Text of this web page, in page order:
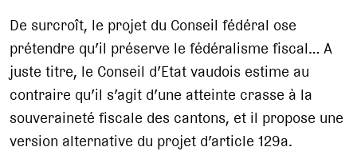
De surcroît, le projet du Conseil fédéral ose
prétendre qu’il préserve le fédéralisme fiscal… A
juste titre, le Conseil d’Etat vaudois estime au
contraire qu’il s’agit d’une atteinte crasse à la
souveraineté fiscale des cantons, et il propose une
version alternative du projet d’article 129a.